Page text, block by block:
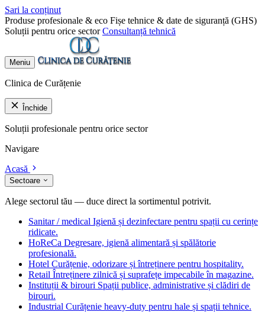
Sari la conținut
Produse profesionale & eco Fișe tehnice & date de siguranță (GHS)
Soluții pentru orice sector Consultanță tehnică
Meniu
Clinica de Curățenie
Închide
Soluții profesionale pentru orice sector
Navigare
Acasă
Sectoare
Alege sectorul tău — duce direct la sortimentul potrivit.
Sanitar / medical Igienă și dezinfectare pentru spații cu cerințe
ridicate.
HoReCa Degresare, igienă alimentară și spălătorie
profesională.
Hotel Curățenie, odorizare și întreținere pentru hospitality.
Retail Întreținere zilnică și suprafețe impecabile în magazine.
Instituții & birouri Spații publice, administrative și clădiri de
birouri.
Industrial Curățenie heavy-duty pentru hale și spații tehnice.